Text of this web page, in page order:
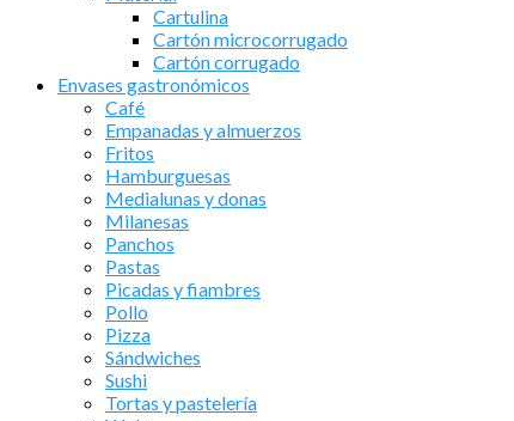
Cartulina
Cartón microcorrugado
Cartón corrugado
Envases gastronómicos
Café
Empanadas y almuerzos
Fritos
Hamburguesas
Medialunas y donas
Milanesas
Panchos
Pastas
Picadas y fiambres
Pollo
Pizza
Sándwiches
Sushi
Tortas y pastelería